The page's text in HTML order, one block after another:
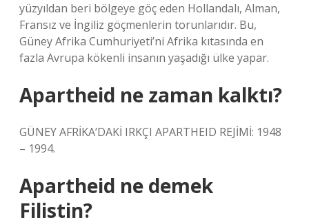
yüzyıldan beri bölgeye göç eden Hollandalı, Alman,
Fransız ve İngiliz göçmenlerin torunlarıdır. Bu,
Güney Afrika Cumhuriyeti’ni Afrika kıtasında en
fazla Avrupa kökenli insanın yaşadığı ülke yapar.
Apartheid ne zaman kalktı?
GÜNEY AFRİKA’DAKİ IRKÇI APARTHEID REJİMİ: 1948
– 1994.
Apartheid ne demek
Filistin?